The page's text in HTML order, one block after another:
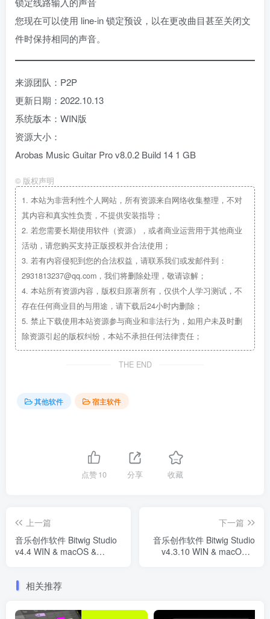
您现在可以使用 line-in 锁定预设，以在更改曲目甚至关闭文
件时保持相同的声音。
来源团队：P2P
更新日期：2022.10.13
系统版本：WIN版
资源大小：
Arobas Music Guitar Pro v8.0.2 Build 14 1 GB
© 版权声明
1. 本站为非营利性个人网站，所有资源来自网络收集整理，不对
其内容和真实性负责，不提供安装指导；
2. 若您需要长期使用软件（资源），或者商业运营用于其他商业
活动，请您购买支持正版授权并合法使用；
3. 若有内容侵犯到您的合法权益，请联系我们或发邮件到：
2931813237@qq.com，我们将删除处理，敬请谅解；
4. 本站所有资源内容，版权归原著所有，仅供个人学习测试，不
存在任何商业目的与用途，请下载后24小时内删除；
5. 禁止下载使用本站资源参与商业和非法行为，如用户未及时删
除资源引起的版权纠纷，本站不承担任何法律责任；
THE END
其他软件 宿主软件
点赞10 分享 收藏
上一篇
音乐创作软件 Bitwig Studio
v4.4 WIN & macOS &
下一篇
音乐创作软件 Bitwig Studio
v4.3.10 WIN & macOS &
相关推荐